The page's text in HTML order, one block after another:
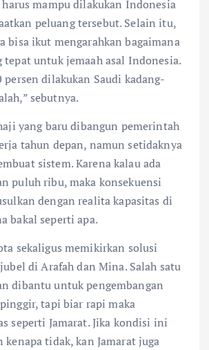
mampu dilakukan Indonesia
peluang tersebut. Selain itu,
bisa ikut mengarahkan bagaimana
tepat untuk jemaah asal Indonesia.
persen dilakukan Saudi kadang-
sebutnya.
yang baru dibangun pemerintah
tahun depan, namun setidaknya
sistem. Karena kalau ada
puluh ribu, maka konsekuensi
dengan realita kapasitas di
bakal seperti apa.
sekaligus memikirkan solusi
di Arafah dan Mina. Salah satu
dibantu untuk pengembangan
tapi biar rapi maka
seperti Jamarat. Jika kondisi ini
kenapa tidak, kan Jamarat juga